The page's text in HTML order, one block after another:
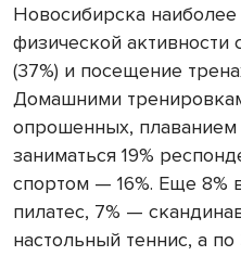
Новосибирска
физической активности
(37%) и посещение
Домашними
опрошенных, плаванием
заниматься 19%
спортом — 16%. Еще 8%
пилатес, 7% —
настольный теннис, а